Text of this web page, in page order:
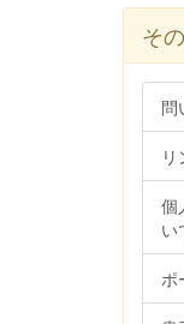
そ
問
個
い
ポ